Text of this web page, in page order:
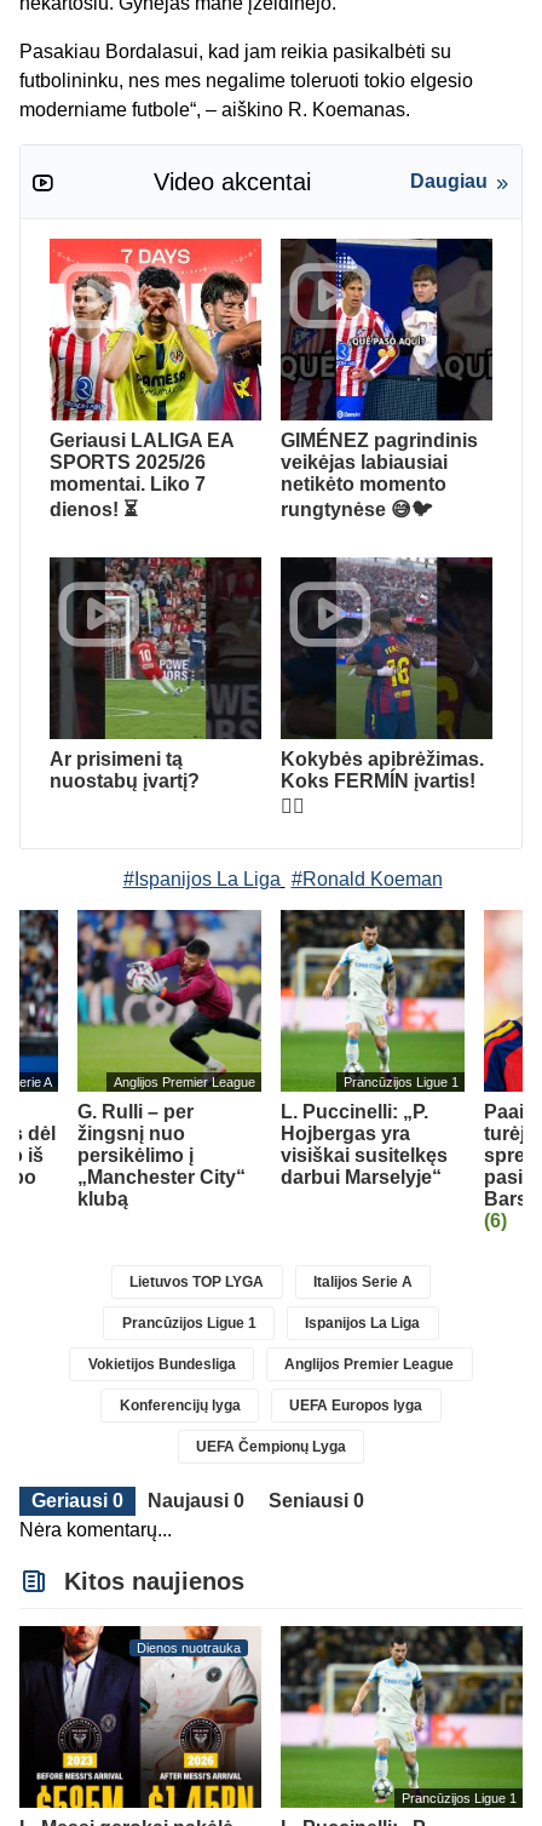
Pasakiau Bordalasui, kad jam reikia pasikalbėti su
futbolininku, nes mes negalime toleruoti tokio elgesio
moderniame futbole“, – aiškino R. Koemanas.
Video akcentai Daugiau
Geriausi LALIGA EA
SPORTS 2025/26
momentai. Liko 7
dienos! ⏳
GIMÉNEZ pagrindinis
veikėjas labiausiai
netikėto momento
rungtynėse 😅🐦
Ar prisimeni tą
nuostabų įvartį?
Kokybės apibrėžimas.
Koks FERMÍN įvartis!
😮‍💨
#Ispanijos La Liga #Ronald Koeman
Serie A
dėl
iš
Anglijos Premier League
G. Rulli – per
žingsnį nuo
persikėlimo į
„Manchester City“
klubą
Prancūzijos Ligue 1
L. Puccinelli: „P.
Hojbergas yra
visiškai susitelkęs
darbui Marselyje“
turėjo
(6)
Lietuvos TOP LYGA Italijos Serie A
Prancūzijos Ligue 1 Ispanijos La Liga
Vokietijos Bundesliga Anglijos Premier League
Konferencijų lyga UEFA Europos lyga
UEFA Čempionų Lyga
Geriausi 0 Naujausi 0
Seniausi 0
Nėra komentarų...
Kitos naujienos
Dienos nuotrauka
Prancūzijos Ligue 1